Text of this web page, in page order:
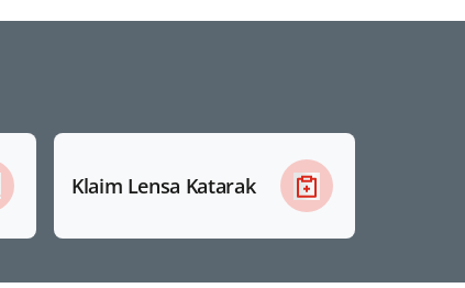
Klaim Lensa Katarak